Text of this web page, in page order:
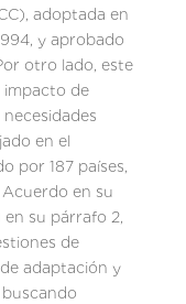
adoptada en
y aprobado
otro lado, este
impacto de
en el
por 187 países,
en su
en su párrafo 2,
de
adaptación y